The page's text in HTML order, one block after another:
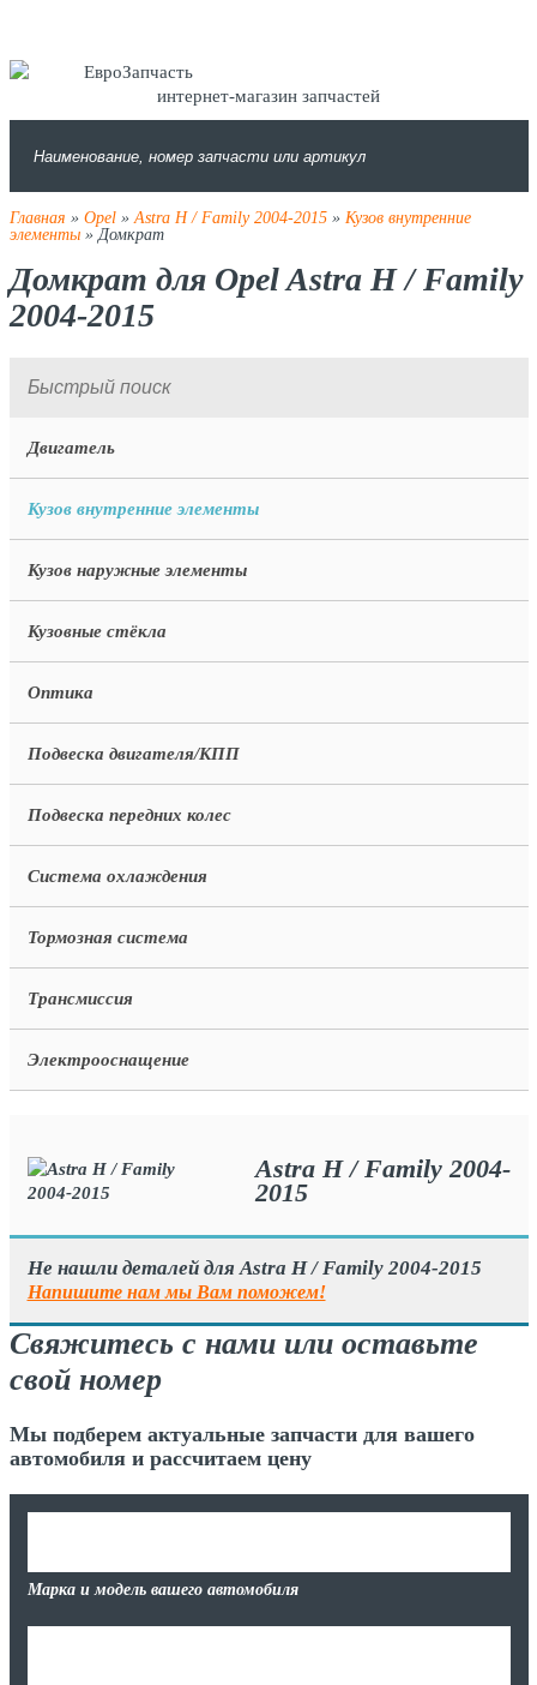
интернет-магазин запчастей
Главная » Opel»Astra H / Family 2004-2015» Кузов внутренние
элементы» Домкрат
Домкрат для Opel Astra H / Family
2004-2015
Двигатель
Кузов внутренние элементы
Кузов наружные элементы
Кузовные стёкла
Оптика
Подвеска двигателя/КПП
Подвеска передних колес
Система охлаждения
Тормозная система
Трансмиссия
Электрооснащение
Astra H / Family 2004-
2015
Не нашли деталей для Astra H / Family 2004-2015
Напишите нам мы Вам поможем!
Свяжитесь с нами или оставьте
свой номер
Мы подберем актуальные запчасти для вашего
автомобиля и рассчитаем цену
Марка и модель вашего автомобиля